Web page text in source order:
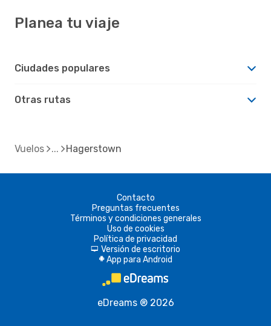
Planea tu viaje
Ciudades populares
Otras rutas
Vuelos Hagerstown
Contacto
Preguntas frecuentes
Términos y condiciones generales
Uso de cookies
Política de privacidad
d Versión de escritorio
A App para Android
eDreams ® 2026